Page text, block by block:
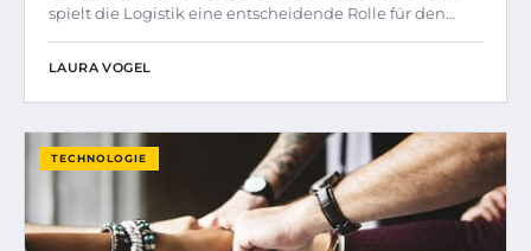
spielt die Logistik eine entscheidende Rolle für den…
LAURA VOGEL
TECHNOLOGIE